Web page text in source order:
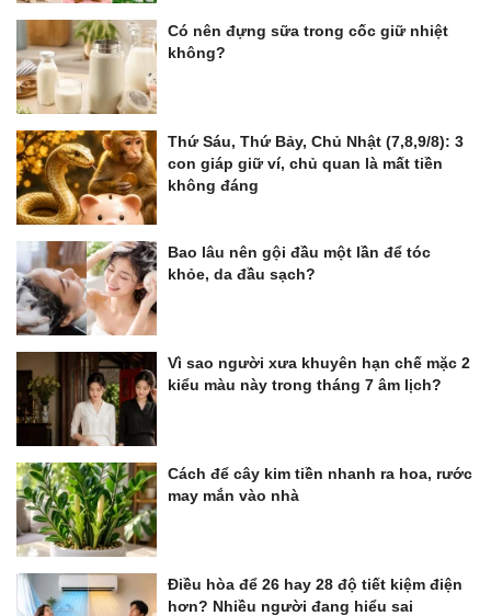
Có nên đựng sữa trong cốc giữ nhiệt
không?
Thứ Sáu, Thứ Bảy, Chủ Nhật (7,8,9/8): 3
con giáp giữ ví, chủ quan là mất tiền
không đáng
Bao lâu nên gội đầu một lần để tóc
khỏe, da đầu sạch?
Vì sao người xưa khuyên hạn chế mặc 2
kiểu màu này trong tháng 7 âm lịch?
Cách để cây kim tiền nhanh ra hoa, rước
may mắn vào nhà
Điều hòa để 26 hay 28 độ tiết kiệm điện
hơn? Nhiều người đang hiểu sai